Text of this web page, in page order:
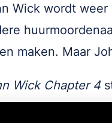
Wick wordt
maken. Maar
Wick Chapter 4